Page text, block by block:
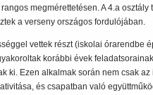
megmérettetésen. A 4.a
a verseny országos fordulójában.
vettek részt (iskolai órarendbe
korábbi évek
ki. Ezen alkalmak során nem csak
és csapatban való